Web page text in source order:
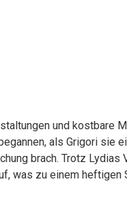
und kostbare
als Grigori sie
brach. Trotz Lydias
was zu einem heftigen